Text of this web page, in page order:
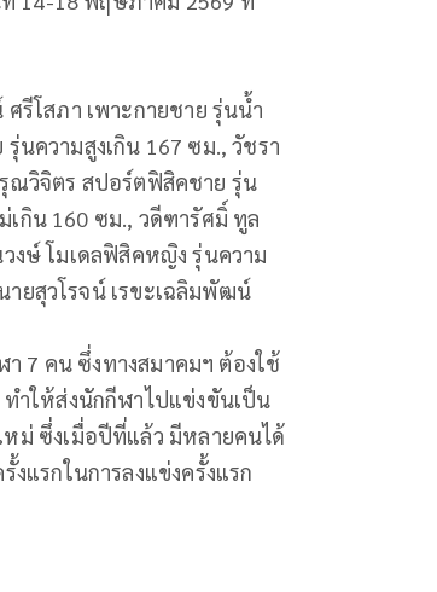
โสภา เพาะกายชาย รุ่นน้ำ
นความสูงเกิน 167 ซม., วัชรา
ณวิจิตร สปอร์ตฟิสิคชาย รุ่น
เกิน 160 ซม., วดีฑารัศมิ์ ทูล
งษ์ โมเดลฟิสิคหญิง รุ่นความ
ยสุวโรจน์ เรขะเฉลิมพัฒน์
7 คน ซึ่งทางสมาคมฯ ต้องใช้
ำให้ส่งนักกีฬาไปแข่งขันเป็น
ม่ ซึ่งเมื่อปีที่แล้ว มีหลายคนได้
แรกในการลงแข่งครั้งแรก